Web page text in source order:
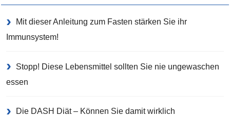
Mit dieser Anleitung zum Fasten stärken Sie ihr
Immunsystem!
Stopp! Diese Lebensmittel sollten Sie nie ungewaschen
essen
Die DASH Diät – Können Sie damit wirklich